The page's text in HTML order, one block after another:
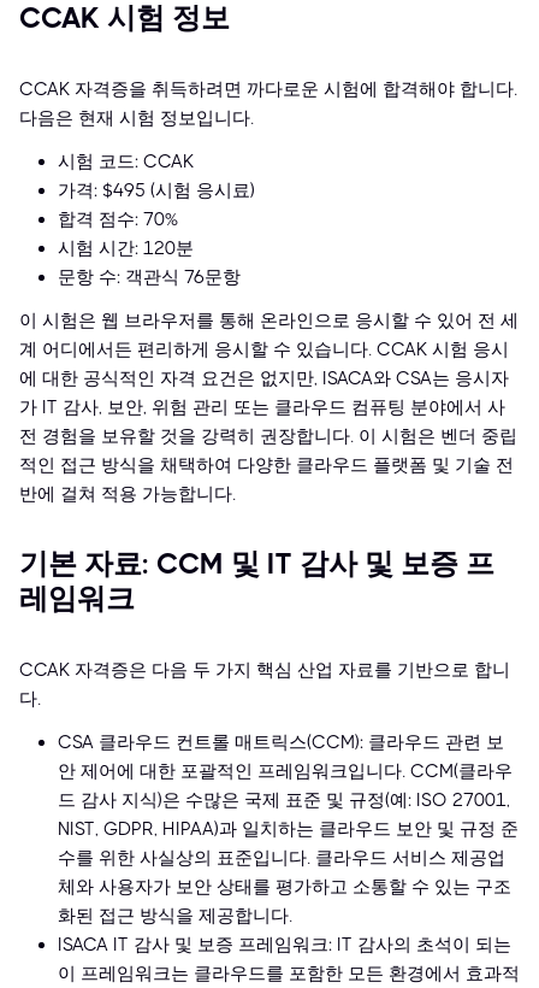
CCAK 시험 정보
CCAK 자격증을 취득하려면 까다로운 시험에 합격해야 합니다.
다음은 현재 시험 정보입니다.
시험 코드: CCAK
가격: $495 (시험 응시료)
합격 점수: 70%
시험 시간: 120분
문항 수: 객관식 76문항
이 시험은 웹 브라우저를 통해 온라인으로 응시할 수 있어 전 세
계 어디에서든 편리하게 응시할 수 있습니다. CCAK 시험 응시
에 대한 공식적인 자격 요건은 없지만, ISACA와 CSA는 응시자
가 IT 감사, 보안, 위험 관리 또는 클라우드 컴퓨팅 분야에서 사
전 경험을 보유할 것을 강력히 권장합니다. 이 시험은 벤더 중립
적인 접근 방식을 채택하여 다양한 클라우드 플랫폼 및 기술 전
반에 걸쳐 적용 가능합니다.
기본 자료: CCM 및 IT 감사 및 보증 프
레임워크
CCAK 자격증은 다음 두 가지 핵심 산업 자료를 기반으로 합니
다.
CSA 클라우드 컨트롤 매트릭스(CCM): 클라우드 관련 보
안 제어에 대한 포괄적인 프레임워크입니다. CCM(클라우
드 감사 지식)은 수많은 국제 표준 및 규정(예: ISO 27001,
NIST, GDPR, HIPAA)과 일치하는 클라우드 보안 및 규정 준
수를 위한 사실상의 표준입니다. 클라우드 서비스 제공업
체와 사용자가 보안 상태를 평가하고 소통할 수 있는 구조
화된 접근 방식을 제공합니다.
ISACA IT 감사 및 보증 프레임워크: IT 감사의 초석이 되는
이 프레임워크는 클라우드를 포함한 모든 환경에서 효과적